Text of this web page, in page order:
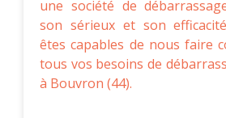
une société de
son sérieux et son
êtes capables de nous faire
tous vos besoins de
à Bouvron (44).